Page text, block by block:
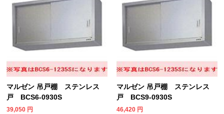
マルゼン 吊戸棚 ステンレス
戸 BCS6-0930S
39,050 円
マルゼン 吊戸棚 ステンレス
戸 BCS9-0930S
46,420 円